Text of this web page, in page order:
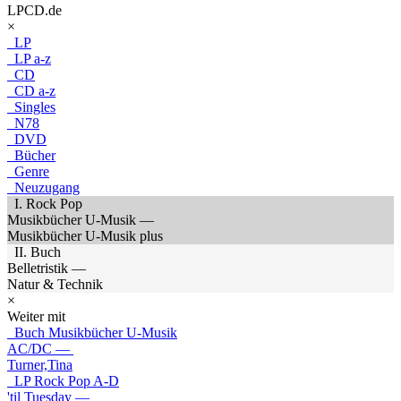
LPCD.de
×
LP
LP a-z
CD
CD a-z
Singles
N78
DVD
Bücher
Genre
Neuzugang
I. Rock Pop
Musikbücher U-Musik —
Musikbücher U-Musik plus
II. Buch
Belletristik —
Natur & Technik
×
Weiter mit
Buch Musikbücher U-Musik
AC/DC —
Turner,Tina
LP Rock Pop A-D
'til Tuesday —